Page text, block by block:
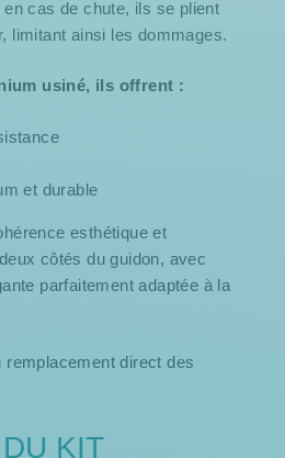
cas de chute, ils se plient
limitant ainsi les dommages.
usiné, ils offrent :
et durable
esthétique et
côtés du guidon, avec
parfaitement adaptée à la
remplacement direct des
KIT